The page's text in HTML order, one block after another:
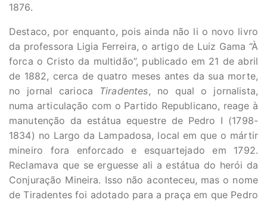
1876.
Destaco, por enquanto, pois ainda não li o novo livro
da professora Ligia Ferreira, o artigo de Luiz Gama “À
forca o Cristo da multidão”, publicado em 21 de abril
de 1882, cerca de quatro meses antes da sua morte,
no jornal carioca Tiradentes, no qual o jornalista,
numa articulação com o Partido Republicano, reage à
manutenção da estátua equestre de Pedro I (1798-
1834) no Largo da Lampadosa, local em que o mártir
mineiro fora enforcado e esquartejado em 1792.
Reclamava que se erguesse ali a estátua do herói da
Conjuração Mineira. Isso não aconteceu, mas o nome
de Tiradentes foi adotado para a praça em que Pedro